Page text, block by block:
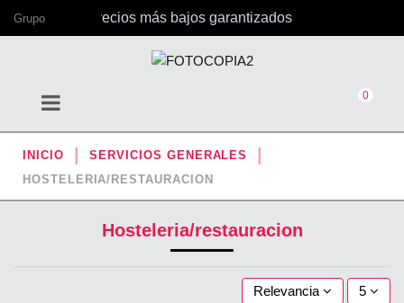
Grupocon los precios más bajos garantizados
0
INICIO
SERVICIOS GENERALES
HOSTELERIA/RESTAURACION
Hosteleria/restauracion
Relevancia 5